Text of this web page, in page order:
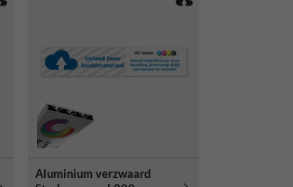
Aluminium verzwaard